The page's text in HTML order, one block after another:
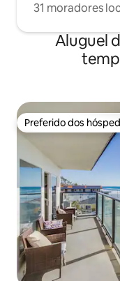
31 moradores
Aluguel
Preferido dos
Preferido dos